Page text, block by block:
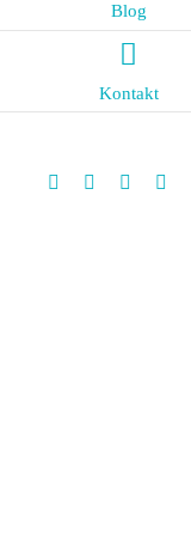
Blog
Kontakt
InstagramFacebookLinkedIn